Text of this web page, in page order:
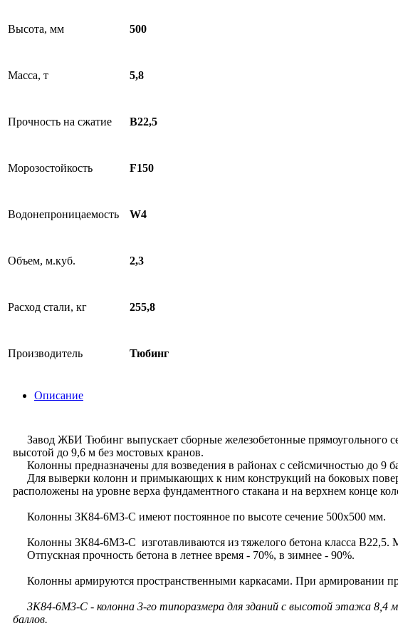
Высота, мм 500
Масса, т 5,8
Прочность на сжатие В22,5
Морозостойкость F150
Водонепроницаемость W4
Объем, м.куб. 2,3
Расход стали, кг 255,8
Производитель Тюбинг
Описание
Завод ЖБИ Тюбинг выпускает сборные железобетонные прямоугольного
высотой до 9,6 м без мостовых кранов.
Колонны предназначены для возведения в районах с сейсмичностью до 9
Для выверки колонн и примыкающих к ним конструкций на боковых
расположены на уровне верха фундаментного стакана и на верхнем конце
Колонны 3К84-6М3-С имеют постоянное по высоте сечение 500х500 мм.
Колонны 3К84-6М3-С изготавливаются из тяжелого бетона класса В22,5.
Отпускная прочность бетона в летнее время - 70%, в зимнее - 90%.
Колонны армируются пространственными каркасами. При армировании
3К84-6М3-С - колонна 3-го типоразмера для зданий с высотой этажа 8,4
баллов.